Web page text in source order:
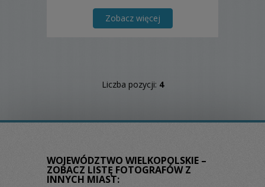
Zobacz więcej
Liczba pozycji: 4
WOJEWÓDZTWO WIELKOPOLSKIE –
ZOBACZ LISTĘ FOTOGRAFÓW Z
INNYCH MIAST: